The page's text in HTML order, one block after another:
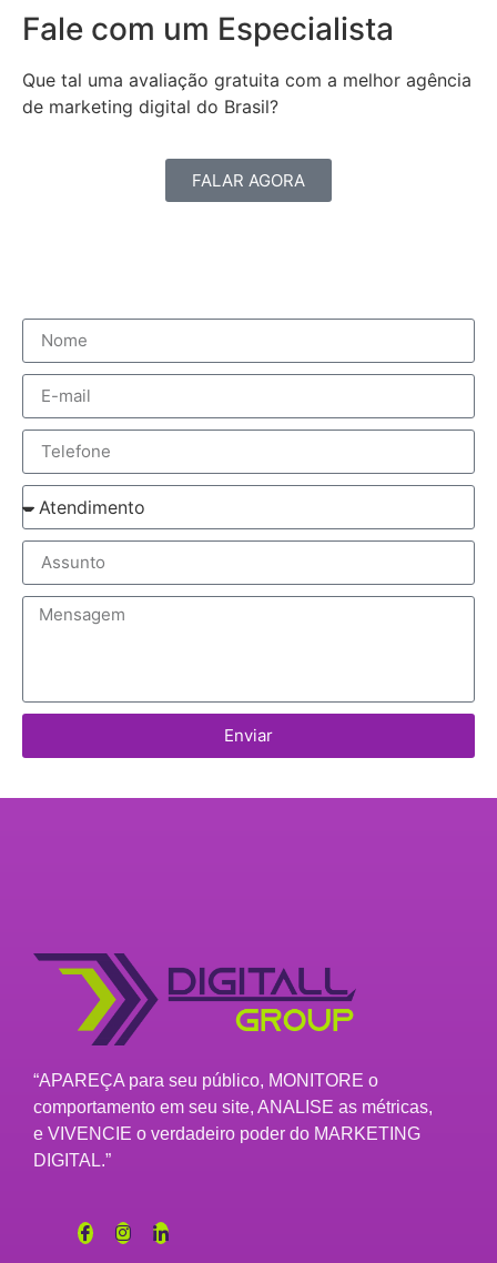
Fale com um Especialista
Que tal uma avaliação gratuita com a melhor agência
de marketing digital do Brasil?
FALAR AGORA
Enviar
“APAREÇA para seu público, MONITORE o
comportamento em seu site, ANALISE as métricas,
e VIVENCIE o verdadeiro poder do MARKETING
DIGITAL.”